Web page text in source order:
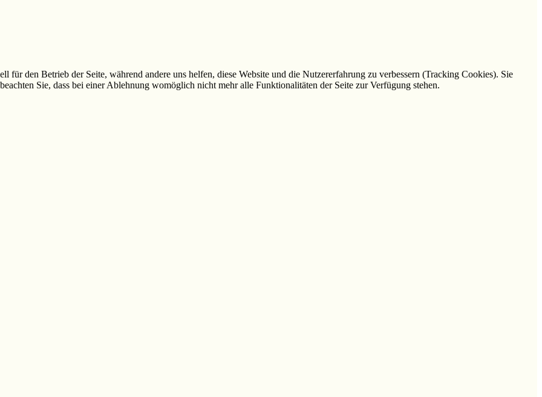
für den Betrieb der Seite, während andere uns helfen, diese Website und die Nutzererfahrung zu verbessern (Tracking Cookies). Sie
Sie, dass bei einer Ablehnung womöglich nicht mehr alle Funktionalitäten der Seite zur Verfügung stehen.